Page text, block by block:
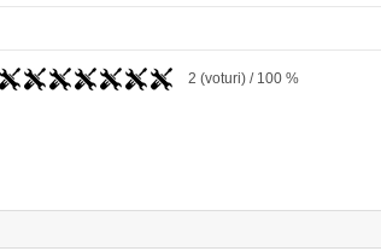
2 (voturi) / 100 %